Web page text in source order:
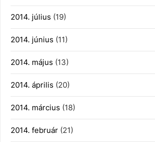
2014. július (19)
2014. június (11)
2014. május (13)
2014. április (20)
2014. március (18)
2014. február (21)